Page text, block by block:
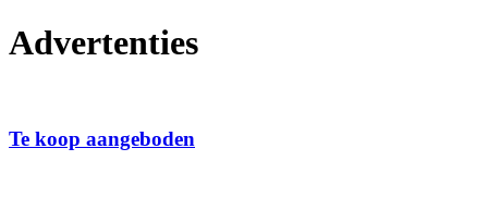
Advertenties
Te koop aangeboden